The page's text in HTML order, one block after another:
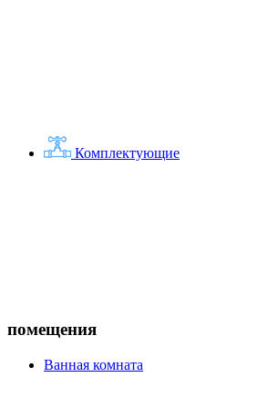
Комплектующие
помещения
Ванная комната